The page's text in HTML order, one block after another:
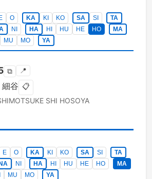
E O KA KI KO SA SI
TA
NI HA HI HU HE HO
MA
MU MO YA
⧉ 📍
細谷 📋
SHI HOSOYA
E O KA KI KO SA SI
TA
NA
NI HA HI HU HE HO
MA
MU MO YA